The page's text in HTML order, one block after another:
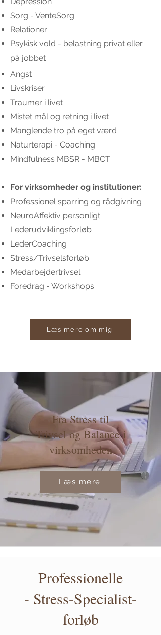
Sorg - VenteSorg
Relationer
Psykisk vold - belastning privat eller
på jobbet
Angst
Livskriser
Traumer i livet
Mistet mål og retning i livet
Manglende tro på eget værd
Naturterapi - Coaching
Mindfulness MBSR - MBCT
For virksomheder og institutioner:
Professionel sparring og rådgivning
NeuroAffektiv personligt
Lederudviklingsforløb
LederCoaching
Stress/Trivselsforløb
Medarbejdertrivsel
Foredrag - Workshops
Læs mere om mig
Fra Stresstil
Trivsel og Balance i
virksomheden
Læs mere
Professionelle
- Stress-Specialist-
forløb